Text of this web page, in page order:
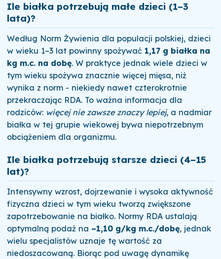
Ile białka potrzebują małe dzieci (1–3
lata)?
Według Norm Żywienia dla populacji polskiej, dzieci
w wieku 1–3 lat powinny spożywać 1,17 g białka na
kg m.c. na dobę. W praktyce jednak wiele dzieci w
tym wieku spożywa znacznie więcej mięsa, niż
wynika z norm - niekiedy nawet czterokrotnie
przekraczając RDA. To ważna informacja dla
rodziców: więcej nie zawsze znaczy lepiej, a nadmiar
białka w tej grupie wiekowej bywa niepotrzebnym
obciążeniem dla organizmu.
Ile białka potrzebują starsze dzieci (4–15
lat)?
Intensywny wzrost, dojrzewanie i wysoka aktywność
fizyczna dzieci w tym wieku tworzą zwiększone
zapotrzebowanie na białko. Normy RDA ustalają
optymalną podaż na ~1,10 g/kg m.c./dobę, jednak
wielu specjalistów uznaje tę wartość za
niedoszacowaną. Biorąc pod uwagę dynamikę